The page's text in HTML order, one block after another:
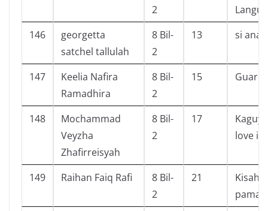
2
146
georgetta
satchel tallulah
8 Bil-
2
13 si
147
Keelia Nafira
Ramadhira
8 Bil-
2
15
148
Mochammad
Veyzha
Zhafirreisyah
8 Bil-
2
17
love is
149 Raihan Faiq Rafi
8 Bil-
2
21
Kisah